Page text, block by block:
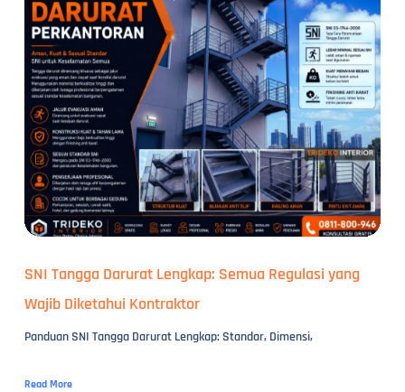
SNI Tangga Darurat Lengkap: Semua Regulasi yang
Wajib Diketahui Kontraktor
Panduan SNI Tangga Darurat Lengkap: Standar, Dimensi,
Read More